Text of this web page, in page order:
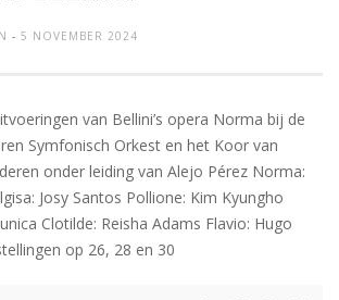
- 5 NOVEMBER 2024
van Bellini’s opera Norma bij de
Symfonisch Orkest en het Koor van
onder leiding van Alejo Pérez Norma:
Josy Santos Pollione: Kim Kyungho
Clotilde: Reisha Adams Flavio: Hugo
op 26, 28 en 30